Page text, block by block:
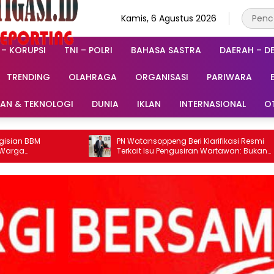
Kamis, 6 Agustus 2026
KORUPSI TNI – POLRI BAHASA SASTRA DAERAH –
TRENDING OLAHRAGA ORGANISASI PARIWARA
& TEKNOLOGI DUNIA IKLAN INTERNASIONAL
PN Watansoppeng Beri Klarifikasi Resmi
Terkait Isu Pengusiran Wartawan: Bukan
Pengusiran, Tapi Penertiban Fasilitas PTSP